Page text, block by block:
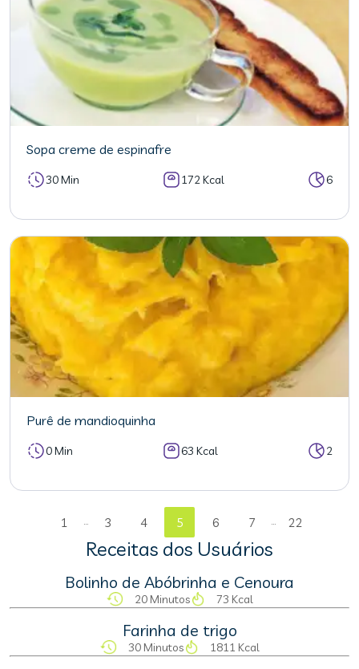
Sopa creme de espinafre
30 Min 172 Kcal 6
Purê de mandioquinha
0 Min 63 Kcal 2
1 ... 3 4 5 6 7 ... 22
Receitas dos Usuários
Bolinho de Abóbrinha e Cenoura
20 Minutos 73 Kcal
Farinha de trigo
30 Minutos 1811 Kcal